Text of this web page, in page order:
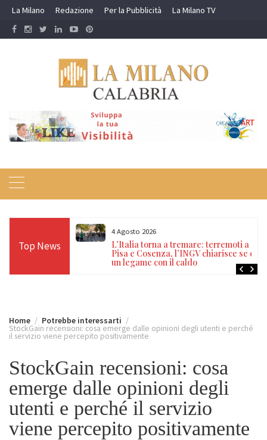
Skip
content
La Milano Redazione Per la Pubblicità La Milano TV
Top News
terremoti a
se c’è
2 Agosto 2026
Controlli della Polizia nei campi rom e
insediamenti: 10 arresti, 17 denunce e
14 espulsioni
Home Potrebbe interessarti
StockGain recensioni: cosa emerge dalle opinioni degli utenti e perché
il servizio viene percepito positivamente
StockGain recensioni: cosa
emerge dalle opinioni degli
utenti e perché il servizio
viene percepito positivamente